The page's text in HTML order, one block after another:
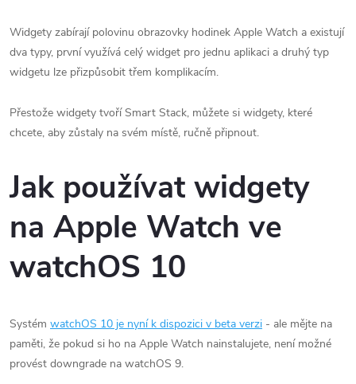
Widgety zabírají polovinu obrazovky hodinek Apple Watch a existují
dva typy, první využívá celý widget pro jednu aplikaci a druhý typ
widgetu lze přizpůsobit třem komplikacím.
Přestože widgety tvoří Smart Stack, můžete si widgety, které
chcete, aby zůstaly na svém místě, ručně připnout.
Jak používat widgety
na Apple Watch ve
watchOS 10
Systém watchOS 10 je nyní k dispozici v beta verzi - ale mějte na
paměti, že pokud si ho na Apple Watch nainstalujete, není možné
provést downgrade na watchOS 9.